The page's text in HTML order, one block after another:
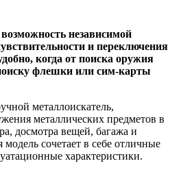
независимой
и переключения
когда от поиска оружия
флешки или сим-карты
металлоискатель,
металлических предметов в
досмотра вещей, багажа и
сочетает в себе отличные
характеристики.